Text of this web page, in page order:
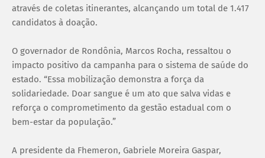
através de coletas itinerantes, alcançando um total de 1.417
candidatos à doação.
O governador de Rondônia, Marcos Rocha, ressaltou o
impacto positivo da campanha para o sistema de saúde do
estado. “Essa mobilização demonstra a força da
solidariedade. Doar sangue é um ato que salva vidas e
reforça o comprometimento da gestão estadual com o
bem-estar da população.”
A presidente da Fhemeron, Gabriele Moreira Gaspar,